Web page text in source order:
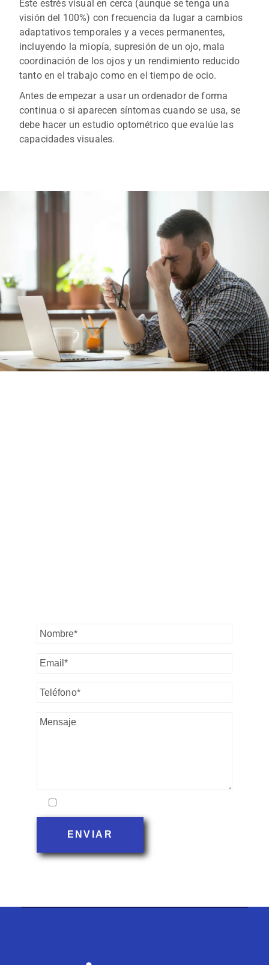
Este estrés visual en cerca (aunque se tenga una
visión del 100%) con frecuencia da lugar a cambios
adaptativos temporales y a veces permanentes,
incluyendo la miopía, supresión de un ojo, mala
coordinación de los ojos y un rendimiento reducido
tanto en el trabajo como en el tiempo de ocio.
Antes de empezar a usar un ordenador de forma
continua o si aparecen síntomas cuando se usa, se
debe hacer un estudio optométrico que evalúe las
capacidades visuales.
ENVIAR